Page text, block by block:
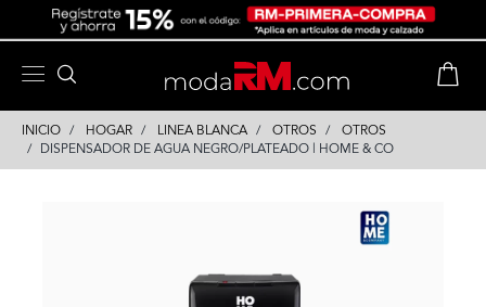
INICIO HOGAR LINEA BLANCA OTROS
OTROS
DISPENSADOR DE AGUA NEGRO/PLATEADO | HOME & CO